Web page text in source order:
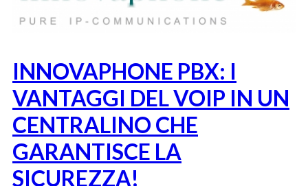
INNOVAPHONE PBX: I
VANTAGGI DEL VOIP IN UN
CENTRALINO CHE
GARANTISCE LA
SICUREZZA!